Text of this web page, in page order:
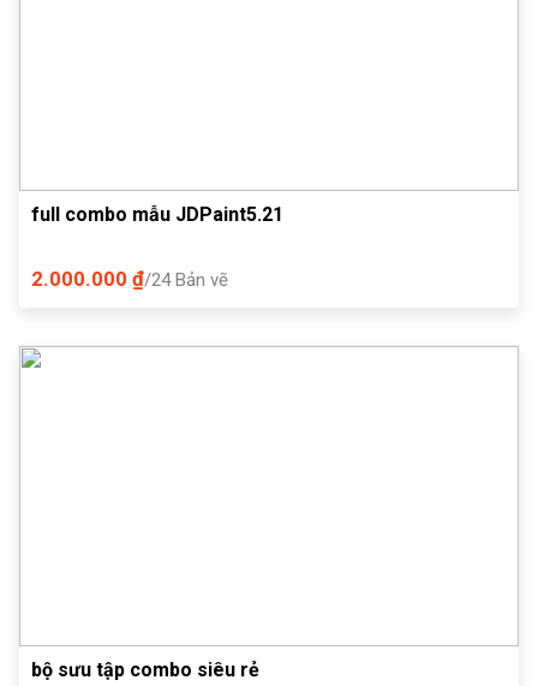
full combo mẫu JDPaint5.21
2.000.000 ₫/24 Bản vẽ
bộ sưu tập combo siêu rẻ